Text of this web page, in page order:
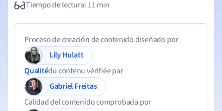
Tiempo de lectura: 11 min
Proceso de creación de contenido diseñado por
Lily Hulatt
Qualitédu contenu vérifiée par
Gabriel Freitas
Calidad del contenido comprobada por